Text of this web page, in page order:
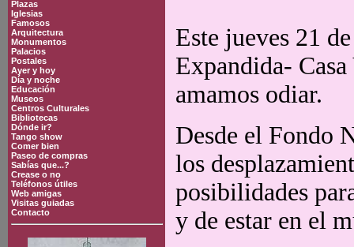
Plazas
Iglesias
Famosos
Arquitectura
Monumentos
Palacios
Postales
Ayer y hoy
Día y noche
Educación
Museos
Centros Culturales
Bibliotecas
Dónde ir?
Tango show
Comer bien
Paseo de compras
Sabías que...?
Crease o no
Teléfonos útiles
Web amigas
Visitas guiadas
Contacto
Este jueves 21
Expandida-
amamos odiar.
Desde el Fondo
los
posibilidades
y de estar en el